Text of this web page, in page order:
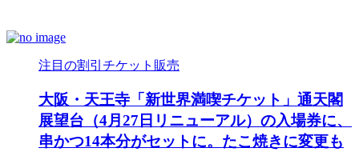
注目の割引チケット販売
大阪・天王寺「新世界満喫チケット」通天閣
展望台（4月27日リニューアル）の入場券に、
串かつ14本分がセットに。たこ焼きに変更も